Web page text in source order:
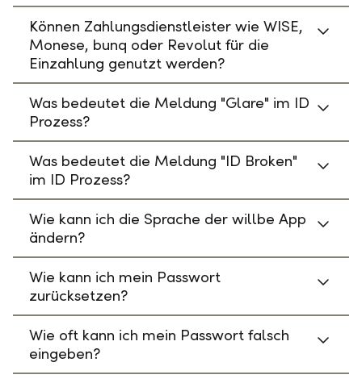
Können Zahlungsdienstleister wie WISE,
Monese, bunq oder Revolut für die
Einzahlung genutzt werden?
Was bedeutet die Meldung "Glare" im ID
Prozess?
Was bedeutet die Meldung "ID Broken"
im ID Prozess?
Wie kann ich die Sprache der willbe App
ändern?
Wie kann ich mein Passwort
zurücksetzen?
Wie oft kann ich mein Passwort falsch
eingeben?